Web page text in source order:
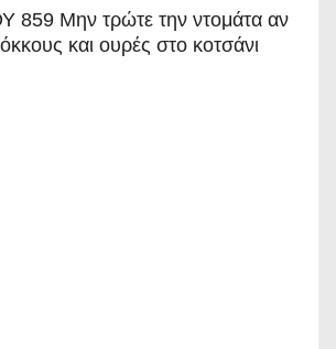
Μην τρώτε την ντομάτα αν
και ουρές στο κοτσάνι